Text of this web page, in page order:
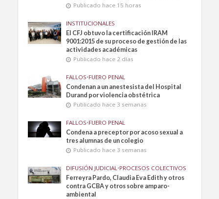
Publicado hace 15 horas
INSTITUCIONALES
El CFJ obtuvo la certificación IRAM
9001:2015 de su proceso de gestión de las
actividades académicas
Publicado hace 2 días
FALLOS•FUERO PENAL
Condenan a un anestesista del Hospital
Durand por violencia obstétrica
Publicado hace 3 semanas
FALLOS•FUERO PENAL
Condena a preceptor por acoso sexual a
tres alumnas de un colegio
Publicado hace 3 semanas
DIFUSIÓN JUDICIAL •PROCESOS COLECTIVOS
Ferreyra Pardo, Claudia Eva Edith y otros
contra GCBA y otros sobre amparo-
ambiental